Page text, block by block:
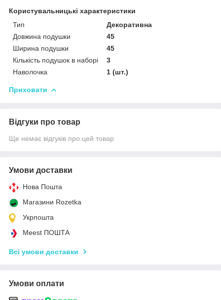
Користувальницькі характеристики
Тип
Декоративна
Довжина подушки
45
Ширина подушки
45
Кількість подушок в наборі
3
Наволочка
1 (шт.)
Приховати
Відгуки про товар
Ще немає відгуків про цей товар
Умови доставки
Нова Пошта
Магазини Rozetka
Укрпошта
Meest ПОШТА
Всі умови доставки
Умови оплати